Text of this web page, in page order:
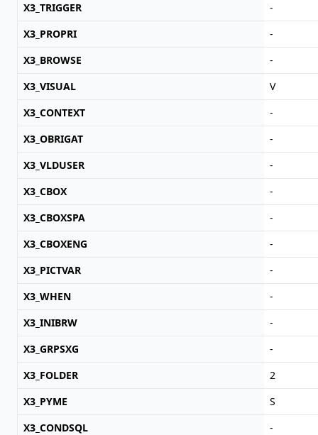
X3_TRIGGER
-
X3_PROPRI
-
X3_BROWSE
-
X3_VISUAL
V
X3_CONTEXT
-
X3_OBRIGAT
-
X3_VLDUSER
-
X3_CBOX
-
X3_CBOXSPA
-
X3_CBOXENG
-
X3_PICTVAR
-
X3_WHEN
-
X3_INIBRW
-
X3_GRPSXG
-
X3_FOLDER
2
X3_PYME
S
X3_CONDSQL
-